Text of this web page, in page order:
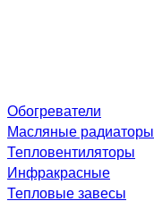
Обогреватели
Масляные радиаторы
Тепловентиляторы
Инфракрасные
Тепловые завесы